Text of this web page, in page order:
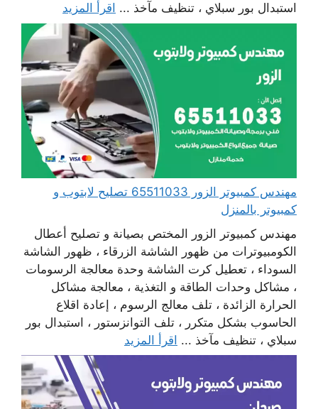
استبدال بور سبلاي ، تنظيف مآخذ ... اقرأ المزيد
مهندس كمبيوتر الزور 65511033 تصليح لابتوب و
كمبيوتر بالمنزل
مهندس كمبيوتر الزور المختص بصيانة و تصليح أعطال
الكومبيوترات من ظهور الشاشة الزرقاء ، ظهور الشاشة
السوداء ، تعطيل كرت الشاشة وحدة معالجة الرسومات
، مشاكل وحدات الطاقة و التغذية ، معالجة مشاكل
الحرارة الزائدة ، تلف معالج الرسوم ، إعادة اقلاع
الحاسوب بشكل متكرر ، تلف التوانزستور ، استبدال بور
سبلاي ، تنظيف مآخذ ... اقرأ المزيد